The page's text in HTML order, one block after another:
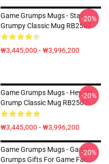
Game Grumps Mugs - Stay
Grumpy Classic Mug RB2507
₩3,445,000 - ₩3,996,200
-20%
Game Grumps Mugs - Hey I'm
Grump Classic Mug RB2507
₩3,445,000 - ₩3,996,200
-20%
Game Grumps Mugs - Game
Grumps Gifts For Game Fan
-20%